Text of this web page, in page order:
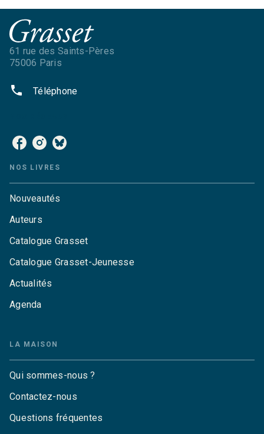
61 rue des Saints-Pères
75006 Paris
phone Téléphone
NOS LIVRES
Nouveautés
Auteurs
Catalogue Grasset
Catalogue Grasset-Jeunesse
Actualités
Agenda
LA MAISON
Qui sommes-nous ?
Contactez-nous
Questions fréquentes